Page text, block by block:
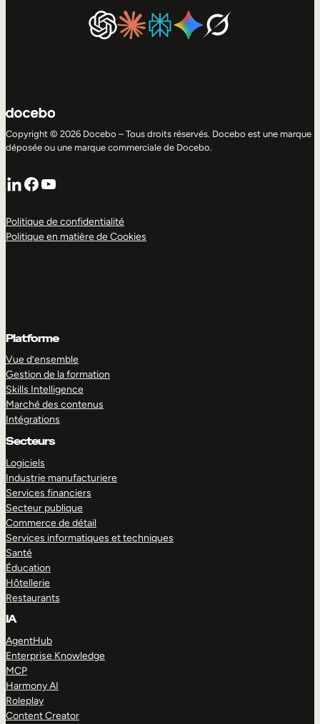
Copyright © 2026 Docebo – Tous droits réservés. Docebo est une marque
déposée ou une marque commerciale de Docebo.
LinkedIn
Facebook
YouTube
Politique de confidentialité
Politique en matière de Cookies
Platforme
Vue d’ensemble
Gestion de la formation
Skills Intelligence
Marché des contenus
Intégrations
Secteurs
Logiciels
Industrie manufacturiere
Services financiers
Secteur publique
Commerce de détail
Services informatiques et techniques
Santé
Éducation
Hôtellerie
Restaurants
IA
AgentHub
Enterprise Knowledge
MCP
Harmony AI
Roleplay
Content Creator